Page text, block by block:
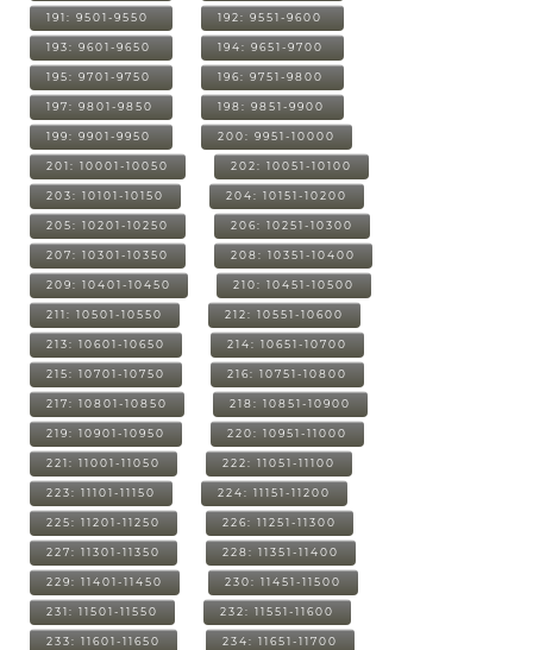
191: 9501-9550 192: 9551-9600
193: 9601-9650 194: 9651-9700
195: 9701-9750 196: 9751-9800
197: 9801-9850 198: 9851-9900
199: 9901-9950 200: 9951-10000
201: 10001-10050 202: 10051-10100
203: 10101-10150 204: 10151-10200
205: 10201-10250 206: 10251-10300
207: 10301-10350 208: 10351-10400
209: 10401-10450 210: 10451-10500
211: 10501-10550 212: 10551-10600
213: 10601-10650 214: 10651-10700
215: 10701-10750 216: 10751-10800
217: 10801-10850 218: 10851-10900
219: 10901-10950 220: 10951-11000
221: 11001-11050 222: 11051-11100
223: 11101-11150 224: 11151-11200
225: 11201-11250 226: 11251-11300
227: 11301-11350 228: 11351-11400
229: 11401-11450 230: 11451-11500
231: 11501-11550 232: 11551-11600
233: 11601-11650 234: 11651-11700